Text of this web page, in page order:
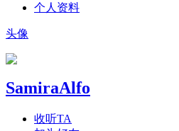
个人资料
头像
SamiraAlfo
收听TA